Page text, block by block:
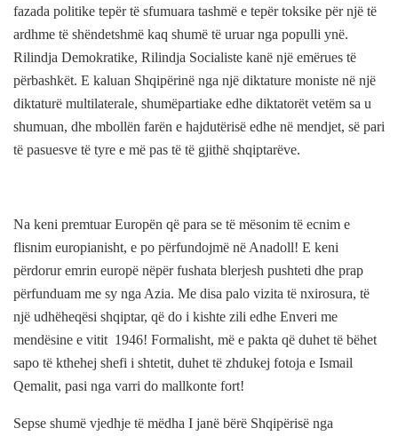
fazada politike tepër të sfumuara tashmë e tepër toksike për një të
ardhme të shëndetshmë kaq shumë të uruar nga populli ynë.
Rilindja Demokratike, Rilindja Socialiste kanë një emërues të
përbashkët. E kaluan Shqipërinë nga një diktature moniste në një
diktaturë multilaterale, shumëpartiake edhe diktatorët vetëm sa u
shumuan, dhe mbollën farën e hajdutërisë edhe në mendjet, së pari
të pasuesve të tyre e më pas të të gjithë shqiptarëve.
Na keni premtuar Europën që para se të mësonim të ecnim e
flisnim europianisht, e po përfundojmë në Anadoll! E keni
përdorur emrin europë nëpër fushata blerjesh pushteti dhe prap
përfunduam me sy nga Azia. Me disa palo vizita të nxirosura, të
një udhëheqësi shqiptar, që do i kishte zili edhe Enveri me
mendësine e vitit 1946! Formalisht, më e pakta që duhet të bëhet
sapo të kthehej shefi i shtetit, duhet të zhdukej fotoja e Ismail
Qemalit, pasi nga varri do mallkonte fort!
Sepse shumë vjedhje të mëdha I janë bërë Shqipërisë nga